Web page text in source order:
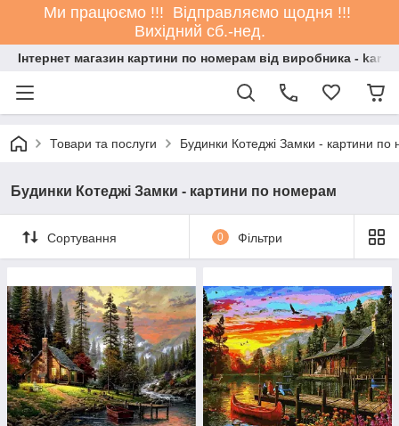
Ми працюємо !!! Відправляємо щодня !!!
Вихідний сб.-нед.
Інтернет магазин картини по номерам від виробника -
Товари та послуги Будинки Котеджі Замки - картини
Будинки Котеджі Замки - картини по номерам
Сортування 0 Фільтри